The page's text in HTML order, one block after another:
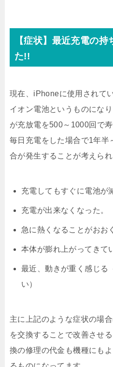
【症状】最近充電の
た!!
現在、iPhoneに使用されて
イオン電池というものにな
が充放電を500～1000回で
毎日充電をした場合で1年半
合が発生することが考えられ
充電してもすぐに電池が
充電が出来なくなった。
急に熱くなることがおお
本体が膨れ上がってきて
最近、動きが重く感じる
い）
主に上記のような症状の場
を交換することで改善させ
換の修理の代金も機種にも